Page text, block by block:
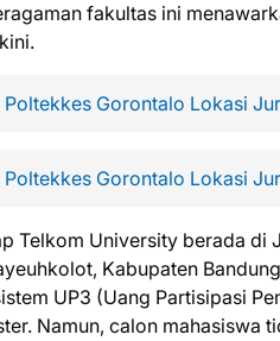
fakultas ini
Poltekkes Gorontalo Lokasi
Poltekkes Gorontalo Lokasi
Telkom University berada di
Kabupaten
UP3 (Uang Partisipasi
Namun, calon mahasiswa